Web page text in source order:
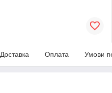
Доставка Оплата Умови